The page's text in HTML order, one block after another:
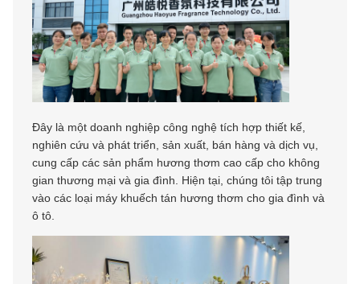
Đây là một doanh nghiệp công nghệ tích hợp thiết kế,
nghiên cứu và phát triển, sản xuất, bán hàng và dịch vụ,
cung cấp các sản phẩm hương thơm cao cấp cho không
gian thương mại và gia đình. Hiện tại, chúng tôi tập trung
vào các loại máy khuếch tán hương thơm cho gia đình và
ô tô.